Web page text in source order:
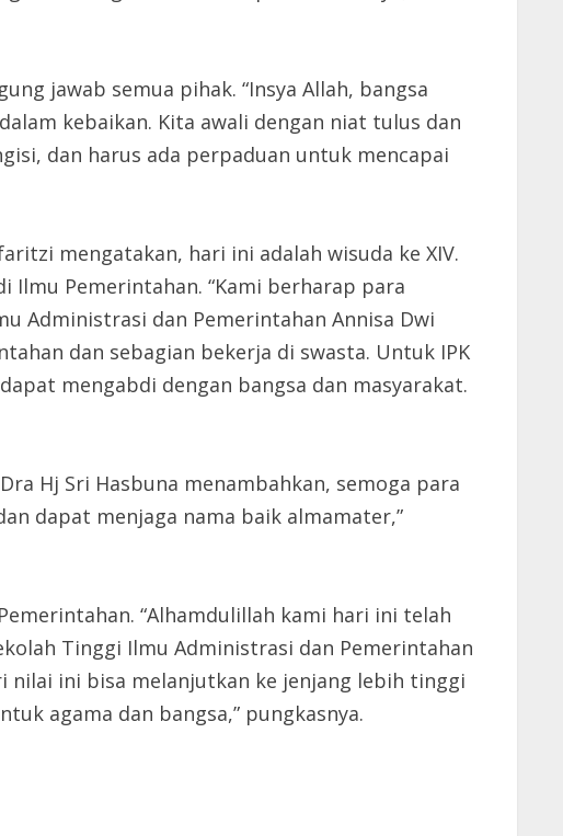
jawab semua pihak. “Insya Allah, bangsa
kebaikan. Kita awali dengan niat tulus dan
dan harus ada perpaduan untuk mencapai
mengatakan, hari ini adalah wisuda ke XIV.
Ilmu Pemerintahan. “Kami berharap para
Administrasi dan Pemerintahan Annisa Dwi
dan sebagian bekerja di swasta. Untuk IPK
mengabdi dengan bangsa dan masyarakat.
Hj Sri Hasbuna menambahkan, semoga para
dapat menjaga nama baik almamater,”
“Alhamdulillah kami hari ini telah
Tinggi Ilmu Administrasi dan Pemerintahan
nilai ini bisa melanjutkan ke jenjang lebih tinggi
agama dan bangsa,” pungkasnya.